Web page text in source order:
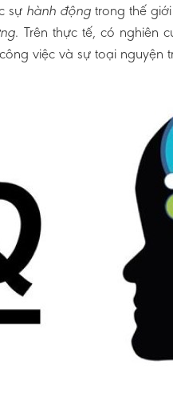
sự hành động trong thế
. Trên thực tế, có nghiên
việc và sự toại nguyện